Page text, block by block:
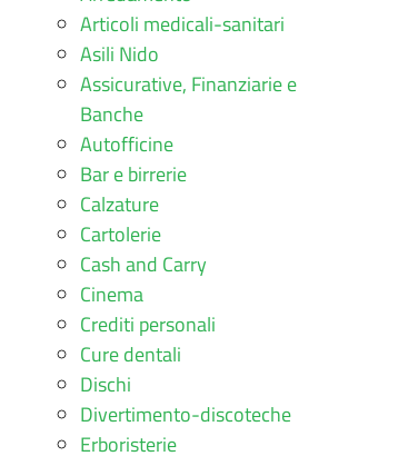
Articoli medicali-sanitari
Asili Nido
Assicurative, Finanziarie e
Banche
Autofficine
Bar e birrerie
Calzature
Cartolerie
Cash and Carry
Cinema
Crediti personali
Cure dentali
Dischi
Divertimento-discoteche
Erboristerie